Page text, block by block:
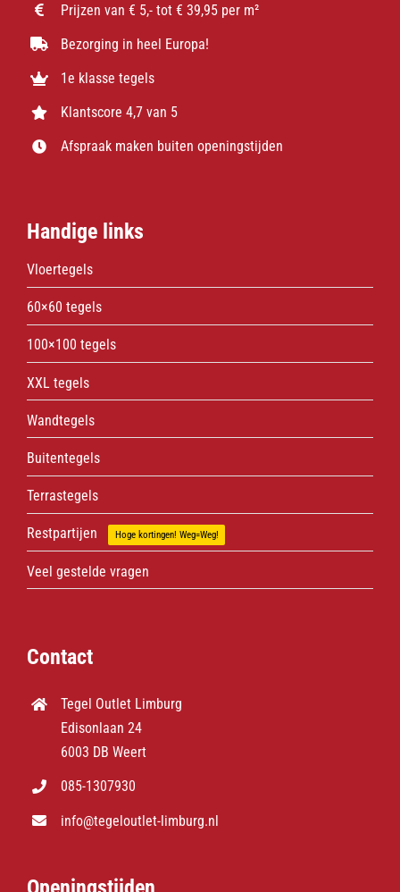
Prijzen van € 5,- tot € 39,95 per m²
Bezorging in heel Europa!
1e klasse tegels
Klantscore 4,7 van 5
Afspraak maken buiten openingstijden
Handige links
Vloertegels
60×60 tegels
100×100 tegels
XXL tegels
Wandtegels
Buitentegels
Terrastegels
Restpartijen Hoge kortingen! Weg=Weg!
Veel gestelde vragen
Contact
Tegel Outlet Limburg
Edisonlaan 24
6003 DB Weert
085-1307930
info@tegeloutlet-limburg.nl